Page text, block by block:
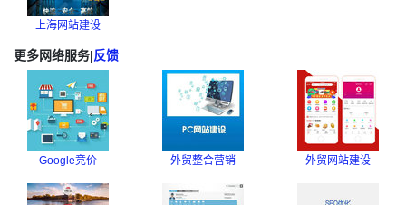
上海网站建设
更多网络服务|反馈
Google竞价 外贸整合营销 外贸网站建设